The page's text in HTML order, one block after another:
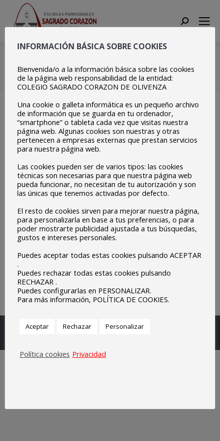
Search:
Estás aquí:
Inicio Difusión (7)
Escuelas Parroquiales Sagrado Corazón de Olivenza.
INFORMACIÓN BÁSICA SOBRE COOKIES
Bienvenida/o a la información básica sobre las cookies
de la página web responsabilidad de la entidad:
COLEGIO SAGRADO CORAZON DE OLIVENZA
Una cookie o galleta informática es un pequeño archivo
de información que se guarda en tu ordenador,
“smartphone” o tableta cada vez que visitas nuestra
página web. Algunas cookies son nuestras y otras
pertenecen a empresas externas que prestan servicios
para nuestra página web.
Las cookies pueden ser de varios tipos: las cookies
técnicas son necesarias para que nuestra página web
pueda funcionar, no necesitan de tu autorización y son
las únicas que tenemos activadas por defecto.
El resto de cookies sirven para mejorar nuestra página,
para personalizarla en base a tus preferencias, o para
poder mostrarte publicidad ajustada a tus búsquedas,
gustos e intereses personales.
Puedes aceptar todas estas cookies pulsando ACEPTAR
.
Puedes rechazar todas estas cookies pulsando
RECHAZAR .
Puedes configurarlas en PERSONALIZAR.
Para más información, POLÍTICA DE COOKIES.
Aceptar Rechazar Personalizar
Política cookies Privacidad